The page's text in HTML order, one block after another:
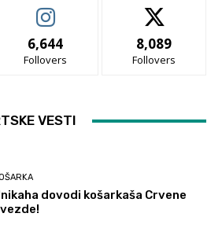
6,644
Follovers
8,089
Follovers
VESTI
dovodi košarkaša Crvene